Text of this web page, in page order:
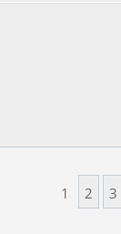
1 2 3